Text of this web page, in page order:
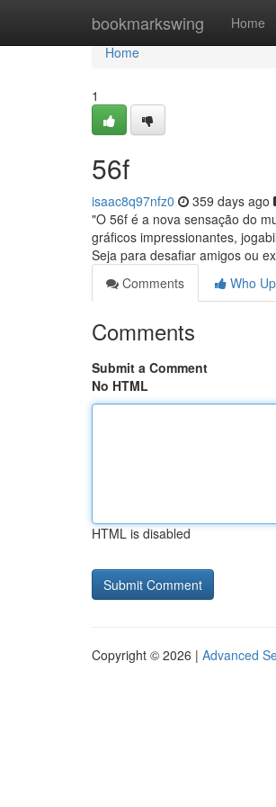
bookmarkswing Home
Home
Home
1
56f
isaac8q97nfz0 359 days ago
"O 56f é a nova sensação do
gráficos impressionantes,
Seja para desafiar amigos ou
Comments
Who
Comments
Submit a Comment
No HTML
HTML is disabled
Copyright © 2026 | Advanced